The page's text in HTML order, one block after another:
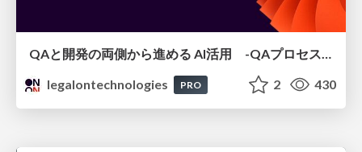
legalontechnologies
PRO 2 430